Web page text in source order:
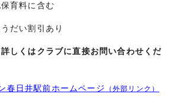
育料に含む
だい割引あり
しくはクラブに直接お問い合わせくだ
春日井駅前ホームページ （外部リンク）